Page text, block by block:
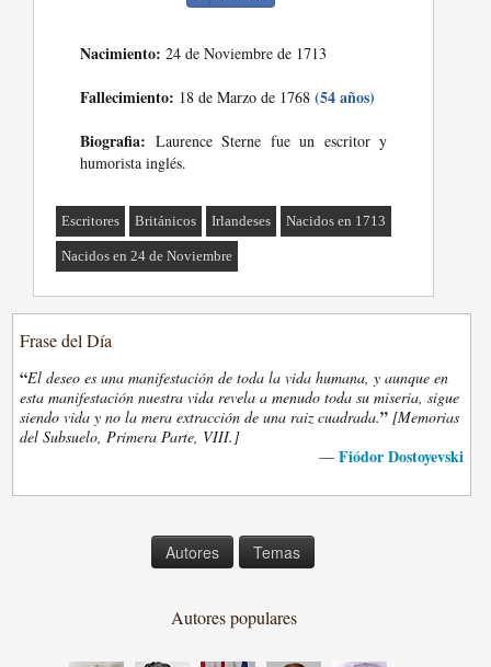
Nacimiento: 24 de Noviembre de 1713
Fallecimiento: 18 de Marzo de 1768(54 años)
Biografia: Laurence Sterne fue un escritor y
humorista inglés.
Escritores Británicos Irlandeses Nacidos en 1713
Nacidos en 24 de Noviembre
Frase del Día
“El deseo es una manifestación de toda la vida humana, y aunque en
esta manifestación nuestra vida revela a menudo toda su miseria, sigue
siendo vida y no la mera extracción de una raiz cuadrada.” [Memorias
del Subsuelo, Primera Parte, VIII.]
— Fiódor Dostoyevski
Autores Temas
Autores populares